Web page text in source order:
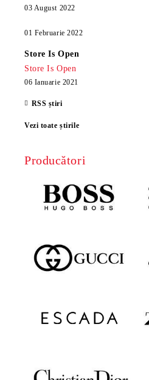
03 August 2022
01 Februarie 2022
Store Is Open
Store Is Open
06 Ianuarie 2021
RSS știri
Vezi toate știrile
Producători